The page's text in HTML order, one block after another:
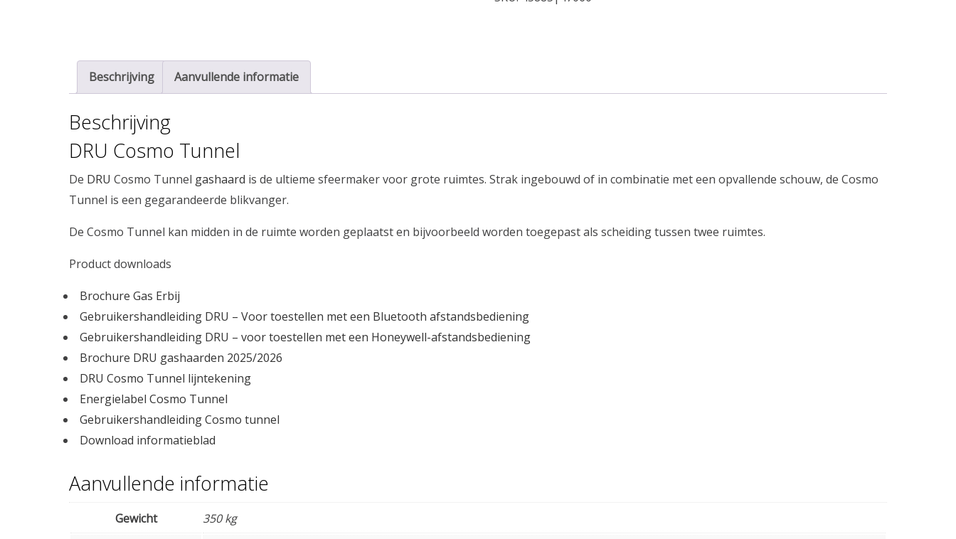
Beschrijving Aanvullende informatie
Beschrijving
DRU Cosmo Tunnel
De DRU Cosmo Tunnel gashaard is de ultieme sfeermaker voor grote ruimtes. Strak ingebouwd of in combinatie met een opvallende schouw, de Cosmo
Tunnel is een gegarandeerde blikvanger.
De Cosmo Tunnel kan midden in de ruimte worden geplaatst en bijvoorbeeld worden toegepast als scheiding tussen twee ruimtes.
Product downloads
Brochure Gas Erbij
Gebruikershandleiding DRU – Voor toestellen met een Bluetooth afstandsbediening
Gebruikershandleiding DRU – voor toestellen met een Honeywell-afstandsbediening
Brochure DRU gashaarden 2025/2026
DRU Cosmo Tunnel lijntekening
Energielabel Cosmo Tunnel
Gebruikershandleiding Cosmo tunnel
Download informatieblad
Aanvullende informatie
Gewicht 350 kg